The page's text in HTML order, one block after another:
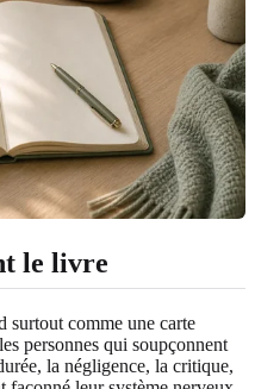
le livre
surtout comme une carte
personnes qui soupçonnent
la négligence, la critique,